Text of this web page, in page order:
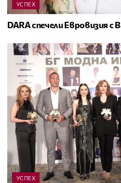
УСПЕХ
DARA спечели Евровизия с
УСПЕХ